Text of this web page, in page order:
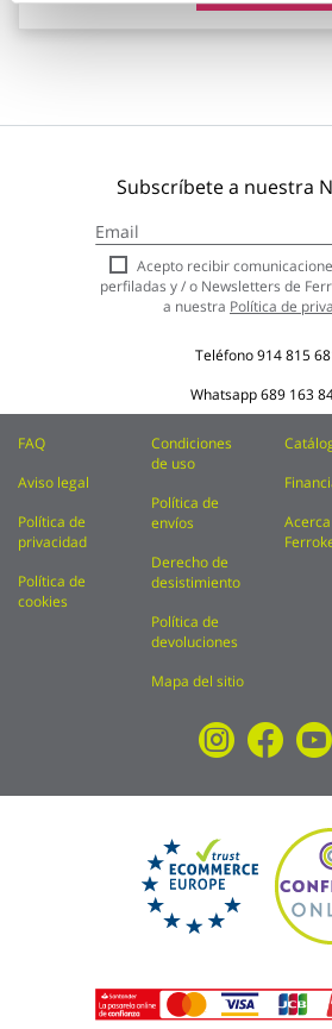
Subscríbete a nuestra
a
nuestro
boletín
de
Acepto recibir
perfiladas y / o Newsletters de
a nuestra Política de
Teléfono914 815
Whatsapp689 163
FAQ
Aviso legal
Política de
privacidad
Política de
cookies
Condiciones
de uso
Política de
envíos
Derecho de
desistimiento
Política de
devoluciones
Mapa del sitio